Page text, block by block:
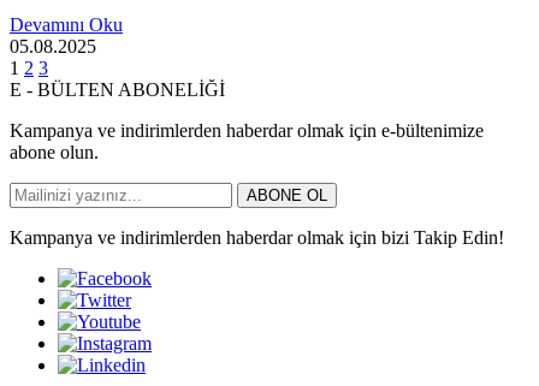
Devamını Oku
05.08.2025
1 2 3
E - BÜLTEN ABONELİĞİ
Kampanya ve indirimlerden haberdar olmak için e-bültenimize
abone olun.
ABONE OL
Kampanya ve indirimlerden haberdar olmak için bizi Takip Edin!